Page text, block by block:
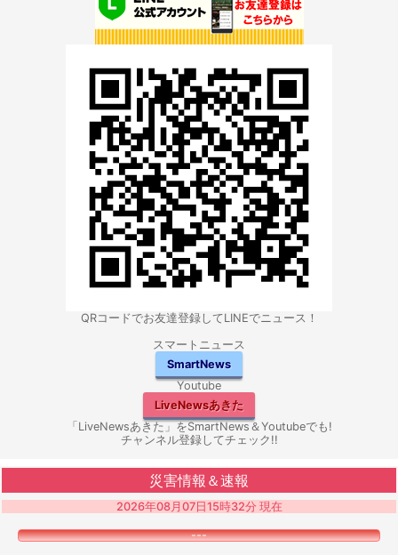
QRコードでお友達登録してLINEでニュース！
スマートニュース
SmartNews
Youtube
LiveNewsあきた
「LiveNewsあきた」をSmartNews＆Youtubeでも!
チャンネル登録してチェック!!
災害情報＆速報
2026年08月07日15時32分 現在
---